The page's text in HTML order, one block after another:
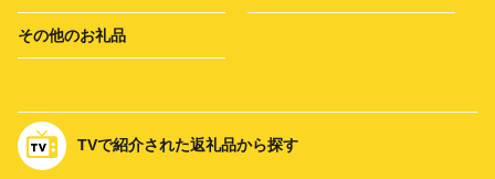
その他のお礼品
TVで紹介された返礼品から探す